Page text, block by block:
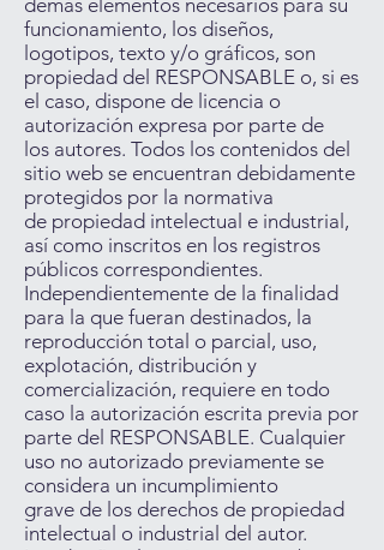
demás elementos necesarios para su
funcionamiento, los diseños,
logotipos, texto y/o gráficos, son
propiedad del RESPONSABLE o, si es
el caso, dispone de licencia o
autorización expresa por parte de
los autores. Todos los contenidos del
sitio web se encuentran debidamente
protegidos por la normativa
de propiedad intelectual e industrial,
así como inscritos en los registros
públicos correspondientes.
Independientemente de la finalidad
para la que fueran destinados, la
reproducción total o parcial, uso,
explotación, distribución y
comercialización, requiere en todo
caso la autorización escrita previa por
parte del RESPONSABLE. Cualquier
uso no autorizado previamente se
considera un incumplimiento
grave de los derechos de propiedad
intelectual o industrial del autor.